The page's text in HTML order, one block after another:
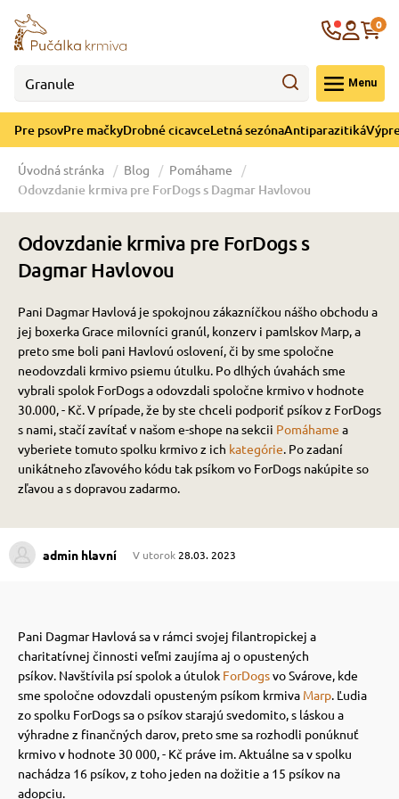
Menu
0
Pre psovPre mačkyDrobné cicavceLetná sezónaAntiparazitiká
psov
Pre psov
psov
psov
psov
psov
psov
psov
psov
mačky
Pre mačky
mačky
mačky
mačky
podstielka
a pelechy
mačky
cicavce
Drobné cicavce
sezóna
Letná sezóna
ochladenie
Výpredaj
CZK
Úvodná stránka Blog Pomáhame
Odovzdanie krmiva pre ForDogs s Dagmar Havlovou
Odovzdanie krmiva pre ForDogs s
Dagmar Havlovou
Pani Dagmar Havlová je spokojnou zákazníčkou nášho obchodu a
jej boxerka Grace milovníci granúl, konzerv i pamlskov Marp, a
preto sme boli pani Havlovú oslovení, či by sme spoločne
neodovzdali krmivo psiemu útulku. Po dlhých úvahách sme
vybrali spolok ForDogs a odovzdali spoločne krmivo v hodnote
30.000, - Kč.V prípade, že by ste chceli podporiť psíkov z ForDogs
s nami, stačí zavítať v našom e-shope na sekcii Pomáhame a
vyberiete tomuto spolku krmivo z ich kategórie. Po zadaní
unikátneho zľavového kódu tak psíkom vo ForDogs nakúpite so
zľavou a s dopravou zadarmo.
admin hlavní V utorok 28.03. 2023
Pani Dagmar Havlová sa v rámci svojej filantropickej a
charitatívnej činnosti veľmi zaujíma aj o opustených
psíkov. Navštívila psí spolok a útulok ForDogsvo Svárove, kde
sme spoločne odovzdali opusteným psíkom krmiva Marp. Ľudia
zo spolku ForDogs sa o psíkov starajú svedomito, s láskou a
výhradne z finančných darov, preto sme sa rozhodli ponúknuť
krmivo v hodnote 30 000, - Kč práve im.Aktuálne sa v spolku
nachádza 16 psíkov, z toho jeden na dožitie a 15 psíkov na
adopciu.